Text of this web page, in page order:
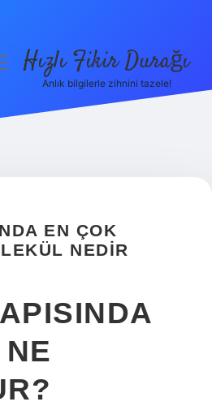
Hızlı Fikir Durağı
Anlık bilgilerle zihnini tazele!
EN ÇOK
NEDIR